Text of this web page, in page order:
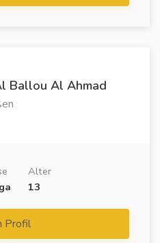
Ballou Al Ahmad
Alter
13
Profil